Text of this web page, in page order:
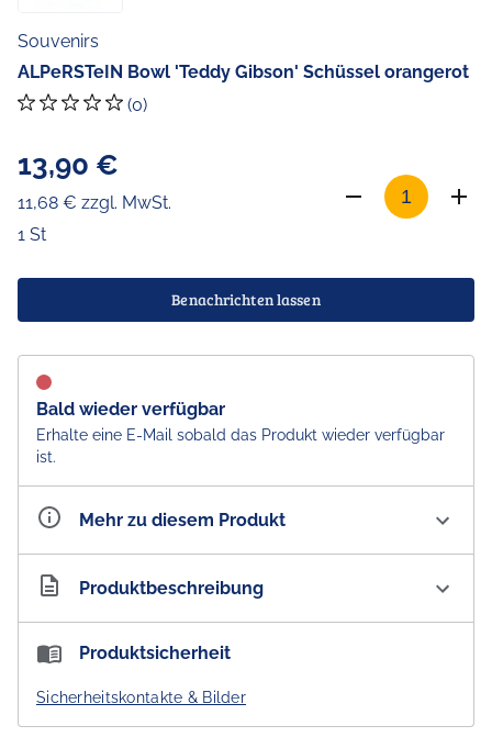
Souvenirs
ALPeRSTeIN Bowl 'Teddy Gibson' Schüssel orangerot
(0)
13,90 €
11,68 € zzgl. MwSt.
1 St
Benachrichten lassen
Bald wieder verfügbar
Erhalte eine E-Mail sobald das Produkt wieder verfügbar
ist.
Mehr zu diesem Produkt
Artikelnummer AU300143
Produktbeschreibung
ALPeRSTeIN DeSIGNS Bowl - Teddy Gibson - Schüssel
Produktsicherheit
Sicherheitskontakte & Bilder